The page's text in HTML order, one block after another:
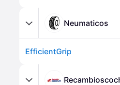
Neumaticos
EfficientGrip